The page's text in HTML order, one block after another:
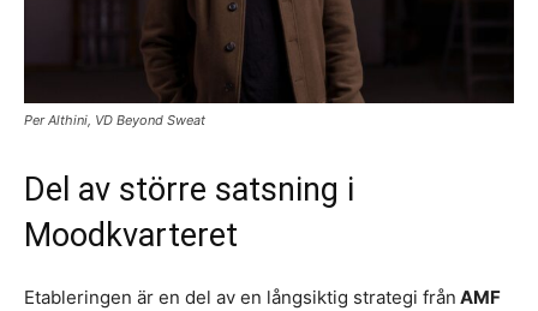
Per Althini, VD Beyond Sweat
Del av större satsning i
Moodkvarteret
Etableringen är en del av en långsiktig strategi från AMF